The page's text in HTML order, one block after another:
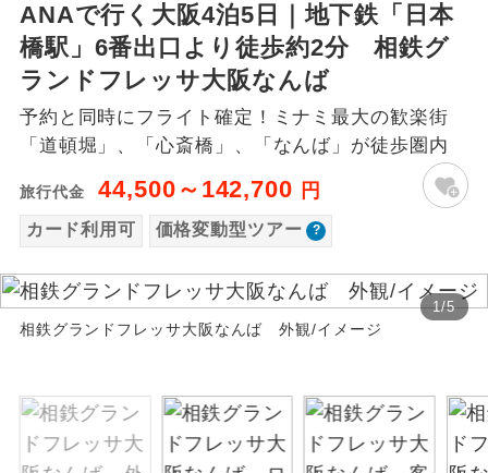
ANAで行く大阪4泊5日｜地下鉄「日本
橋駅」6番出口より徒歩約2分 相鉄グ
ランドフレッサ大阪なんば
予約と同時にフライト確定！ミナミ最大の歓楽街
「道頓堀」、「心斎橋」、「なんば」が徒歩圏内
旅行代金 44,500～142,700 円
カード利用可 価格変動型ツアー
1/5
相鉄グランドフレッサ大阪なんば 外観/イメージ
現地添乗員同
行
現地到着空港（駅）から最終日出発空港
（駅）まで添乗員が同行します。
バスガイド乗
務
バスガイドが乗務し、車内での観光案内
があります。
世界遺産
ユネスコに登録されている文化遺産や自
然遺産を訪ねるコースです。
絶景 絶景スポットに立ち寄るコースです。
露天風呂
ご宿泊ホテルに露天風呂が付いていま
す。
賃」を利用したツアーです。
お申し込み時期・ご利用便の空席状況に
よって料金が変動いたします。
以下の注意事項をあらかじめご了承いただき
ますようお願いいたします。
お支払いについて
お支払いは、クレジットカード決済のみとな
ります。
お申し込みの最後にクレジットカード決済を
て、ご旅行の契約が成立となります。
ご予約方法について